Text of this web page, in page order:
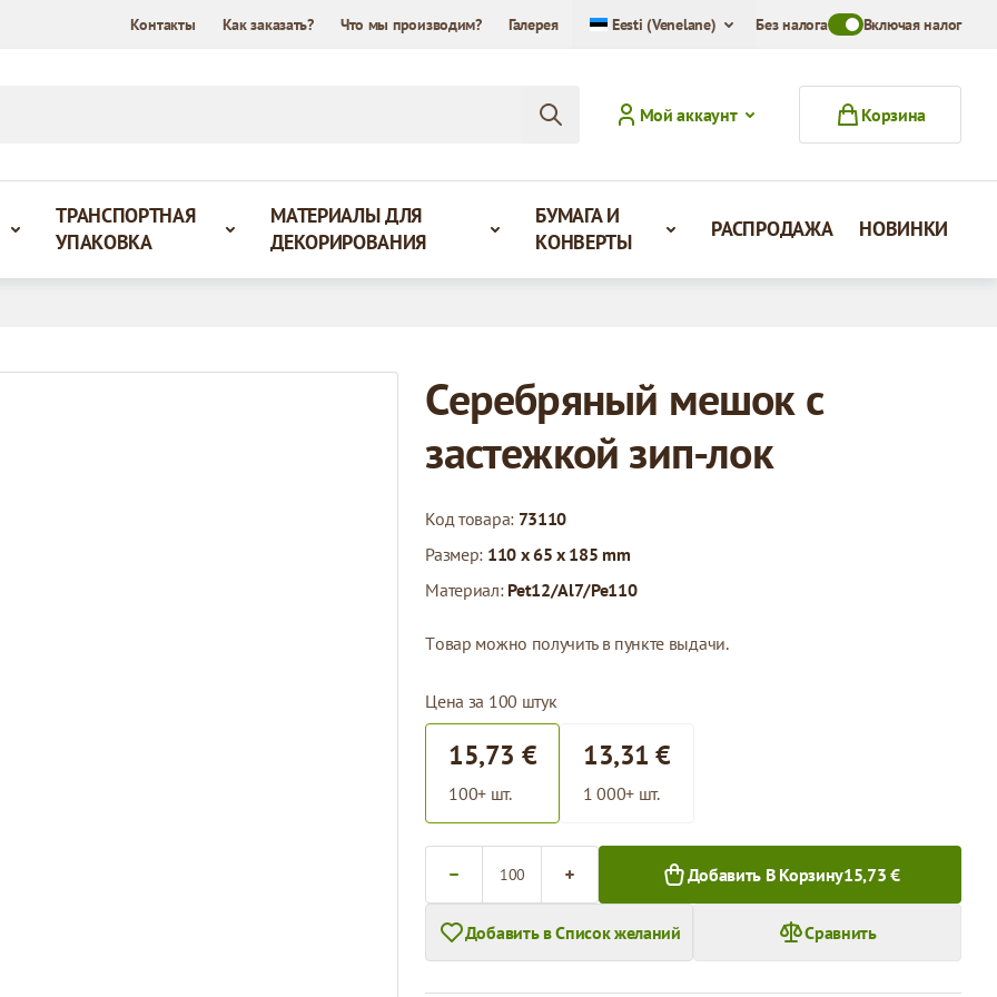
Контакты Как заказать? Что мы производим? Галерея Eesti (Venelane) Без налогаToggle VAT Mode
Включая налог
Мой аккаунт Корзина
ТРАНСПОРТНАЯ
УПАКОВКА
МАТЕРИАЛЫ ДЛЯ
ДЕКОРИРОВАНИЯ
БУМАГА И
КОНВЕРТЫ
РАСПРОДАЖА НОВИНКИ
Серебряный мешок с
застежкой зип-лок
Код товара: 73110
Размер: 110 x 65 x 185 mm
Материал: Pet12/Al7/Pe110
Tовар можно получить в пункте выдачи.
Цена за 100 штук
15,73 €
100+ шт.
13,31 €
1 000+ шт.
Добавить В Корзину15,73 €
Добавить в Список желаний Сравнить